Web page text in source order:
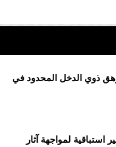
ذوي الدخل المحدود في
استباقية لمواجهة آثار